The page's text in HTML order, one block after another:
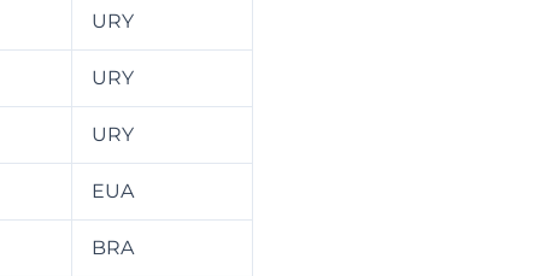
URY
URY
URY
EUA
BRA